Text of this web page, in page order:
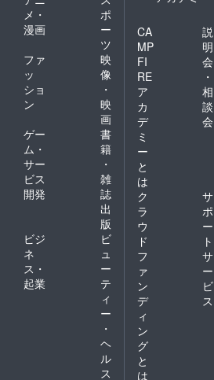
メ・
漫画
ポ
ー
ツ
ファ
ッ
ショ
ン
映
像
・
映
画
ゲー
ム・
サー
ビス
開発
書
籍
・
雑
誌
出
版
ビジ
ネ
ス・
起業
ビ
ュ
ー
テ
ィ
ー
・
ヘ
ル
ス
CA
MP
FI
RE
ア
カ
デ
ミ
ー
と
は
説
明
会
・
相
談
会
ク
ラ
ウ
ド
フ
ァ
ン
デ
ィ
ン
グ
と
は
サ
ポ
ー
ト
サ
ー
ビ
ス